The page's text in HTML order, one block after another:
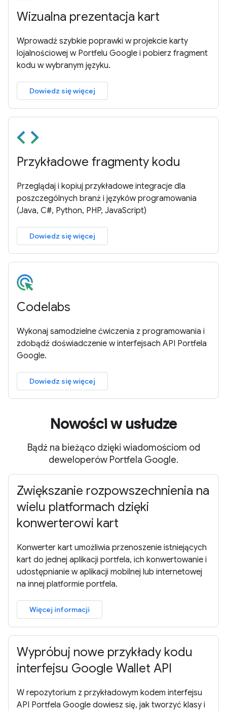
Wizualna prezentacja kart
Wprowadź szybkie poprawki w projekcie karty
lojalnościowej w Portfelu Google i pobierz fragment
kodu w wybranym języku.
Dowiedz się więcej
Przykładowe fragmenty kodu
Przeglądaj i kopiuj przykładowe integracje dla
poszczególnych branż i języków programowania
(Java, C#, Python, PHP, JavaScript)
Dowiedz się więcej
Codelabs
Wykonaj samodzielne ćwiczenia z programowania i
zdobądź doświadczenie w interfejsach API Portfela
Google.
Dowiedz się więcej
Nowości w usłudze
Bądź na bieżąco dzięki wiadomościom od
deweloperów Portfela Google.
Zwiększanie rozpowszechnienia na
wielu platformach dzięki
konwerterowi kart
Konwerter kart umożliwia przenoszenie istniejących
kart do jednej aplikacji portfela, ich konwertowanie i
udostępnianie w aplikacji mobilnej lub internetowej
na innej platformie portfela.
Więcej informacji
Wypróbuj nowe przykłady kodu
interfejsu Google Wallet API
W repozytorium z przykładowym kodem interfejsu
API Portfela Google dowiesz się, jak tworzyć klasy i